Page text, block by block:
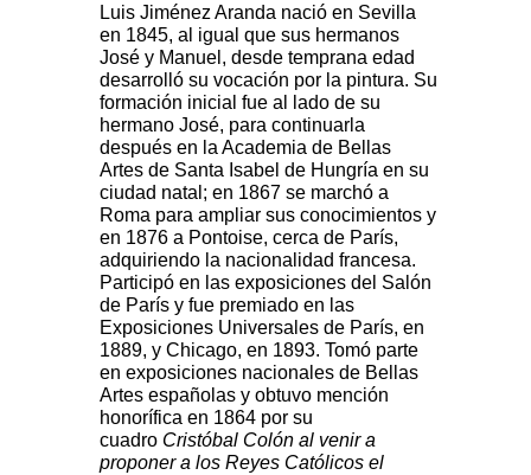
Luis Jiménez Aranda nació en Sevilla
en 1845, al igual que sus hermanos
José y Manuel, desde temprana edad
desarrolló su vocación por la pintura. Su
formación inicial fue al lado de su
hermano José, para continuarla
después en la Academia de Bellas
Artes de Santa Isabel de Hungría en su
ciudad natal; en 1867 se marchó a
Roma para ampliar sus conocimientos y
en 1876 a Pontoise, cerca de París,
adquiriendo la nacionalidad francesa.
Participó en las exposiciones del Salón
de París y fue premiado en las
Exposiciones Universales de París, en
1889, y Chicago, en 1893. Tomó parte
en exposiciones nacionales de Bellas
Artes españolas y obtuvo mención
honorífica en 1864 por su
cuadro Cristóbal Colón al venir a
proponer a los Reyes Católicos el